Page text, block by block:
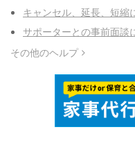
キャンセル、延長、短縮
サポーターとの事前面談
その他のヘルプ